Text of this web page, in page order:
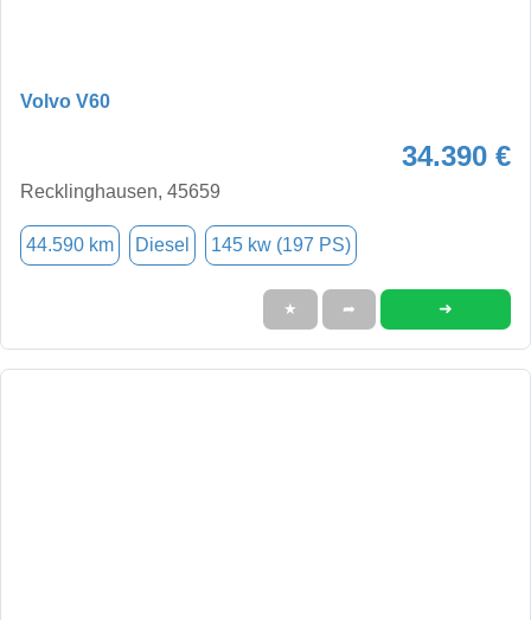
Volvo V60
34.390 €
Recklinghausen, 45659
44.590 km Diesel 145 kw (197 PS)
★ ➦ ➜